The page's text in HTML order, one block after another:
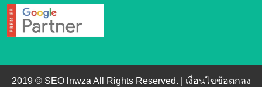
2019 © SEO lnwza All Rights Reserved. | เงื่อนไขข้อตกลง